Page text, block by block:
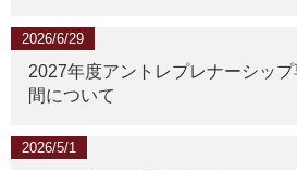
2026/6/29
2027年度アントレプレナーシッ
間について
2026/5/1